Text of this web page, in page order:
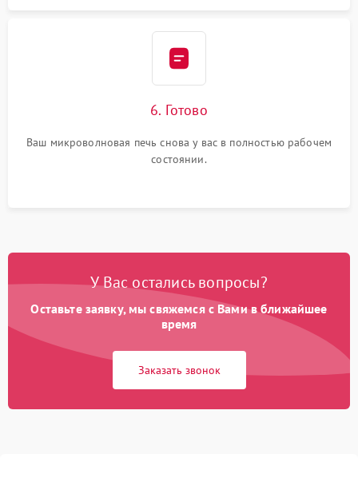
6. Готово
Ваш микроволновая печь снова у вас в полностью рабочем
состоянии.
У Вас остались вопросы?
Оставьте заявку, мы свяжемся с Вами в ближайшее
время
Заказать звонок